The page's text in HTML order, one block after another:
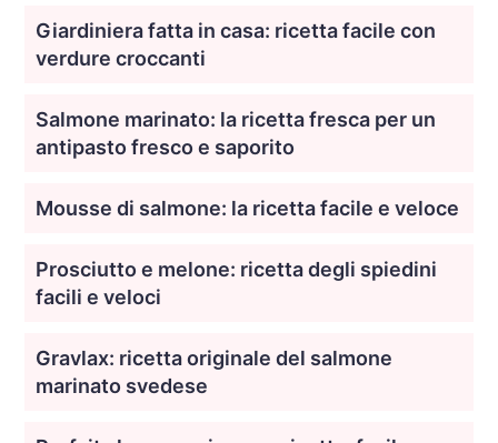
Giardiniera fatta in casa: ricetta facile con
verdure croccanti
Salmone marinato: la ricetta fresca per un
antipasto fresco e saporito
Mousse di salmone: la ricetta facile e veloce
Prosciutto e melone: ricetta degli spiedini
facili e veloci
Gravlax: ricetta originale del salmone
marinato svedese